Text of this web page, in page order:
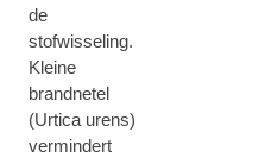
de
stofwisseling.
Kleine
brandnetel
(Urtica urens)
vermindert